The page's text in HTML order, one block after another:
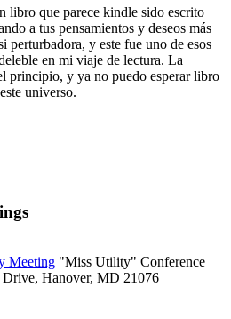
libro que parece kindle sido escrito
a tus pensamientos y deseos más
perturbadora, y este fue uno de esos
en mi viaje de lectura. La
principio, y ya no puedo esperar libro
universo.
Meeting "Miss Utility" Conference
Hanover, MD 21076